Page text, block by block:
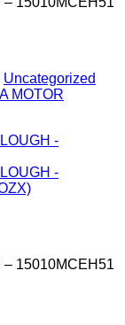
Uncategorized
MOTOR
– 15010MCEH51